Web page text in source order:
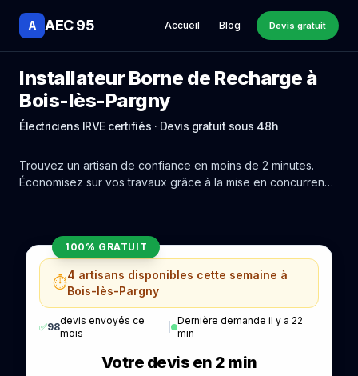
A AEC 95 Accueil Blog Devis gratuit
Installateur Borne de Recharge à
Bois-lès-Pargny
Électriciens IRVE certifiés · Devis gratuit sous 48h
Trouvez un artisan de confiance en moins de 2 minutes.
Économisez sur vos travaux grâce à la mise en concurrence
100% GRATUIT
⏱️4 artisans disponibles cette semaine à
Bois-lès-Pargny
✅98
devis envoyés ce
mois
Dernière demande il y a 22
min
Votre devis en 2 min